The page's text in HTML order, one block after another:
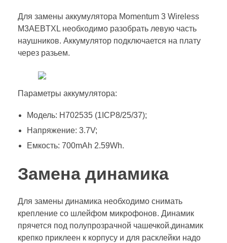
Для замены аккумулятора Momentum 3 Wireless
M3AEBTXL необходимо разобрать левую часть
наушников. Аккумулятор подключается на плату
через разьем.
Параметры аккумулятора:
Модель: H702535 (1ICP8/25/37);
Напряжение: 3.7V;
Емкость: 700mAh 2.59Wh.
Замена динамика
Для замены динамика необходимо снимать
крепление со шлейфом микрофонов. Динамик
прячется под полупрозрачной чашечкой.динамик
крепко приклеен к корпусу и для расклейки надо